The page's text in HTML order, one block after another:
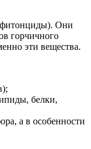
Они
горчичного
эти вещества.
белки,
а в особенности